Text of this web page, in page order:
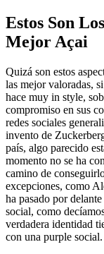
Estos Son
Mejor Açai
Quizá son estos
las mejor valoradas,
hace muy in style,
compromiso en sus
redes sociales
invento de
país, algo parecido
momento no se ha
camino de
excepciones, como
ha pasado por
social, como
verdadera identidad
con una purple social.